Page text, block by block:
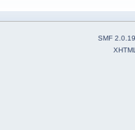
SMF 2.0.19